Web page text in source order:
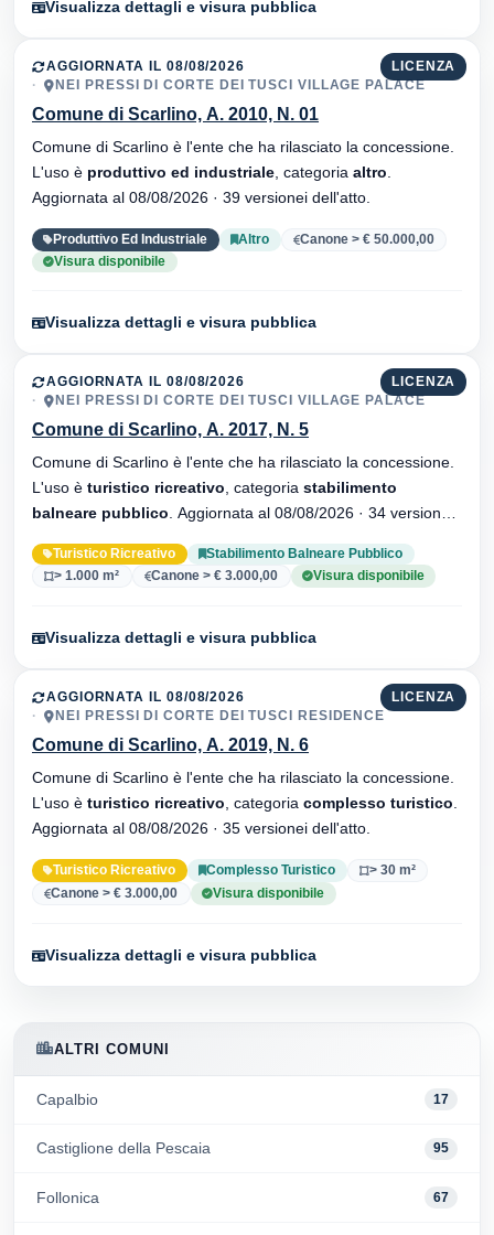
ALTRI COMUNI
Capalbio 17
Castiglione della Pescaia 95
Follonica 67
Visualizza dettagli e visura pubblica
LICENZA
AGGIORNATA IL 08/08/2026
NEI PRESSI DI CORTE DEI TUSCI VILLAGE PALACE
Comune di Scarlino, A. 2010, N. 01
Comune di Scarlino è l'ente che ha rilasciato la concessione.
L'uso è produttivo ed industriale , categoria altro
Aggiornata al 08/08/2026 · 39 versionei dell'atto.
Produttivo Ed Industriale Altro
Canone > € 50.000,00
Visura disponibile
Visualizza dettagli e visura pubblica
LICENZA
AGGIORNATA IL 08/08/2026
NEI PRESSI DI CORTE DEI TUSCI VILLAGE PALACE
Comune di Scarlino, A. 2017, N. 5
Comune di Scarlino è l'ente che ha rilasciato la concessione.
L'uso è turistico ricreativo , categoria stabilimento
balneare pubblico
Turistico Ricreativo
Stabilimento Balneare Pubblico
> 1.000 m²
Canone > € 3.000,00 Visura disponibile
Visualizza dettagli e visura pubblica
LICENZA
AGGIORNATA IL 08/08/2026
NEI PRESSI DI CORTE DEI TUSCI RESIDENCE
Comune di Scarlino, A. 2019, N. 6
Comune di Scarlino è l'ente che ha rilasciato la concessione.
L'uso è turistico ricreativo , categoria complesso turistico
Aggiornata al 08/08/2026 · 35 versionei dell'atto.
Turistico Ricreativo Complesso Turistico
> 30 m²
Canone > € 3.000,00
Visura disponibile
Visualizza dettagli e visura pubblica